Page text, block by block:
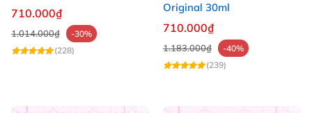
710.000₫
1.014.000₫
-30%
(228)
Original 30ml
710.000₫
1.183.000₫
-40%
(239)